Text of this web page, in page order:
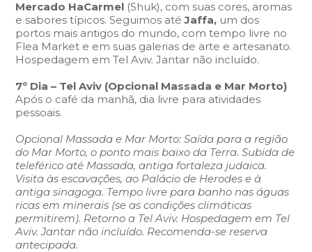
Mercado HaCarmel (Shuk), com suas cores, aromas
e sabores típicos. Seguimos atéJaffa, um dos
portos mais antigos do mundo, com tempo livre no
Flea Market e em suas galerias de arte e artesanato.
Hospedagem em Tel Aviv. Jantar não incluído.
7º Dia – Tel Aviv (Opcional Massada e Mar Morto)
Após o café da manhã, dia livre para atividades
pessoais.
Opcional Massada e Mar Morto: Saída para a região
do Mar Morto, o ponto mais baixo da Terra. Subida de
teleférico até Massada, antiga fortaleza judaica.
Visita às escavações, ao Palácio de Herodes e à
antiga sinagoga. Tempo livre para banho nas águas
ricas em minerais (se as condições climáticas
permitirem). Retorno a Tel Aviv. Hospedagem em Tel
Aviv. Jantar não incluído. Recomenda-se reserva
antecipada.